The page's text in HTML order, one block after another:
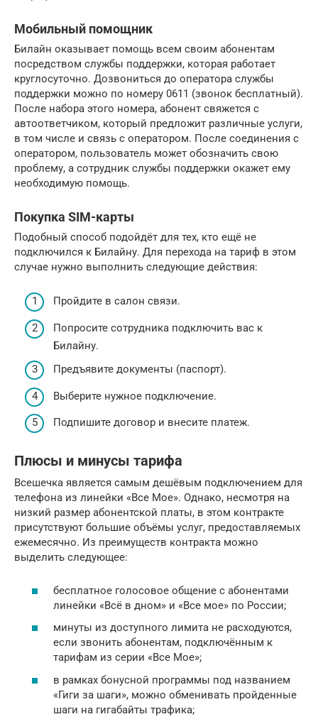
Мобильный помощник
Билайн оказывает помощь всем своим абонентам
посредством службы поддержки, которая работает
круглосуточно. Дозвониться до оператора службы
поддержки можно по номеру 0611 (звонок бесплатный).
После набора этого номера, абонент свяжется с
автоответчиком, который предложит различные услуги,
в том числе и связь с оператором. После соединения с
оператором, пользователь может обозначить свою
проблему, а сотрудник службы поддержки окажет ему
необходимую помощь.
Покупка SIM-карты
Подобный способ подойдёт для тех, кто ещё не
подключился к Билайну. Для перехода на тариф в этом
случае нужно выполнить следующие действия:
Пройдите в салон связи.
Попросите сотрудника подключить вас к
Билайну.
Предъявите документы (паспорт).
Выберите нужное подключение.
Подпишите договор и внесите платеж.
Плюсы и минусы тарифа
Всешечка является самым дешёвым подключением для
телефона из линейки «Все Мое». Однако, несмотря на
низкий размер абонентской платы, в этом контракте
присутствуют большие объёмы услуг, предоставляемых
ежемесячно. Из преимуществ контракта можно
выделить следующее:
бесплатное голосовое общение с абонентами
линейки «Всё в дном» и «Все мое» по России;
минуты из доступного лимита не расходуются,
если звонить абонентам, подключённым к
тарифам из серии «Все Мое»;
в рамках бонусной программы под названием
«Гиги за шаги», можно обменивать пройденные
шаги на гигабайты трафика;